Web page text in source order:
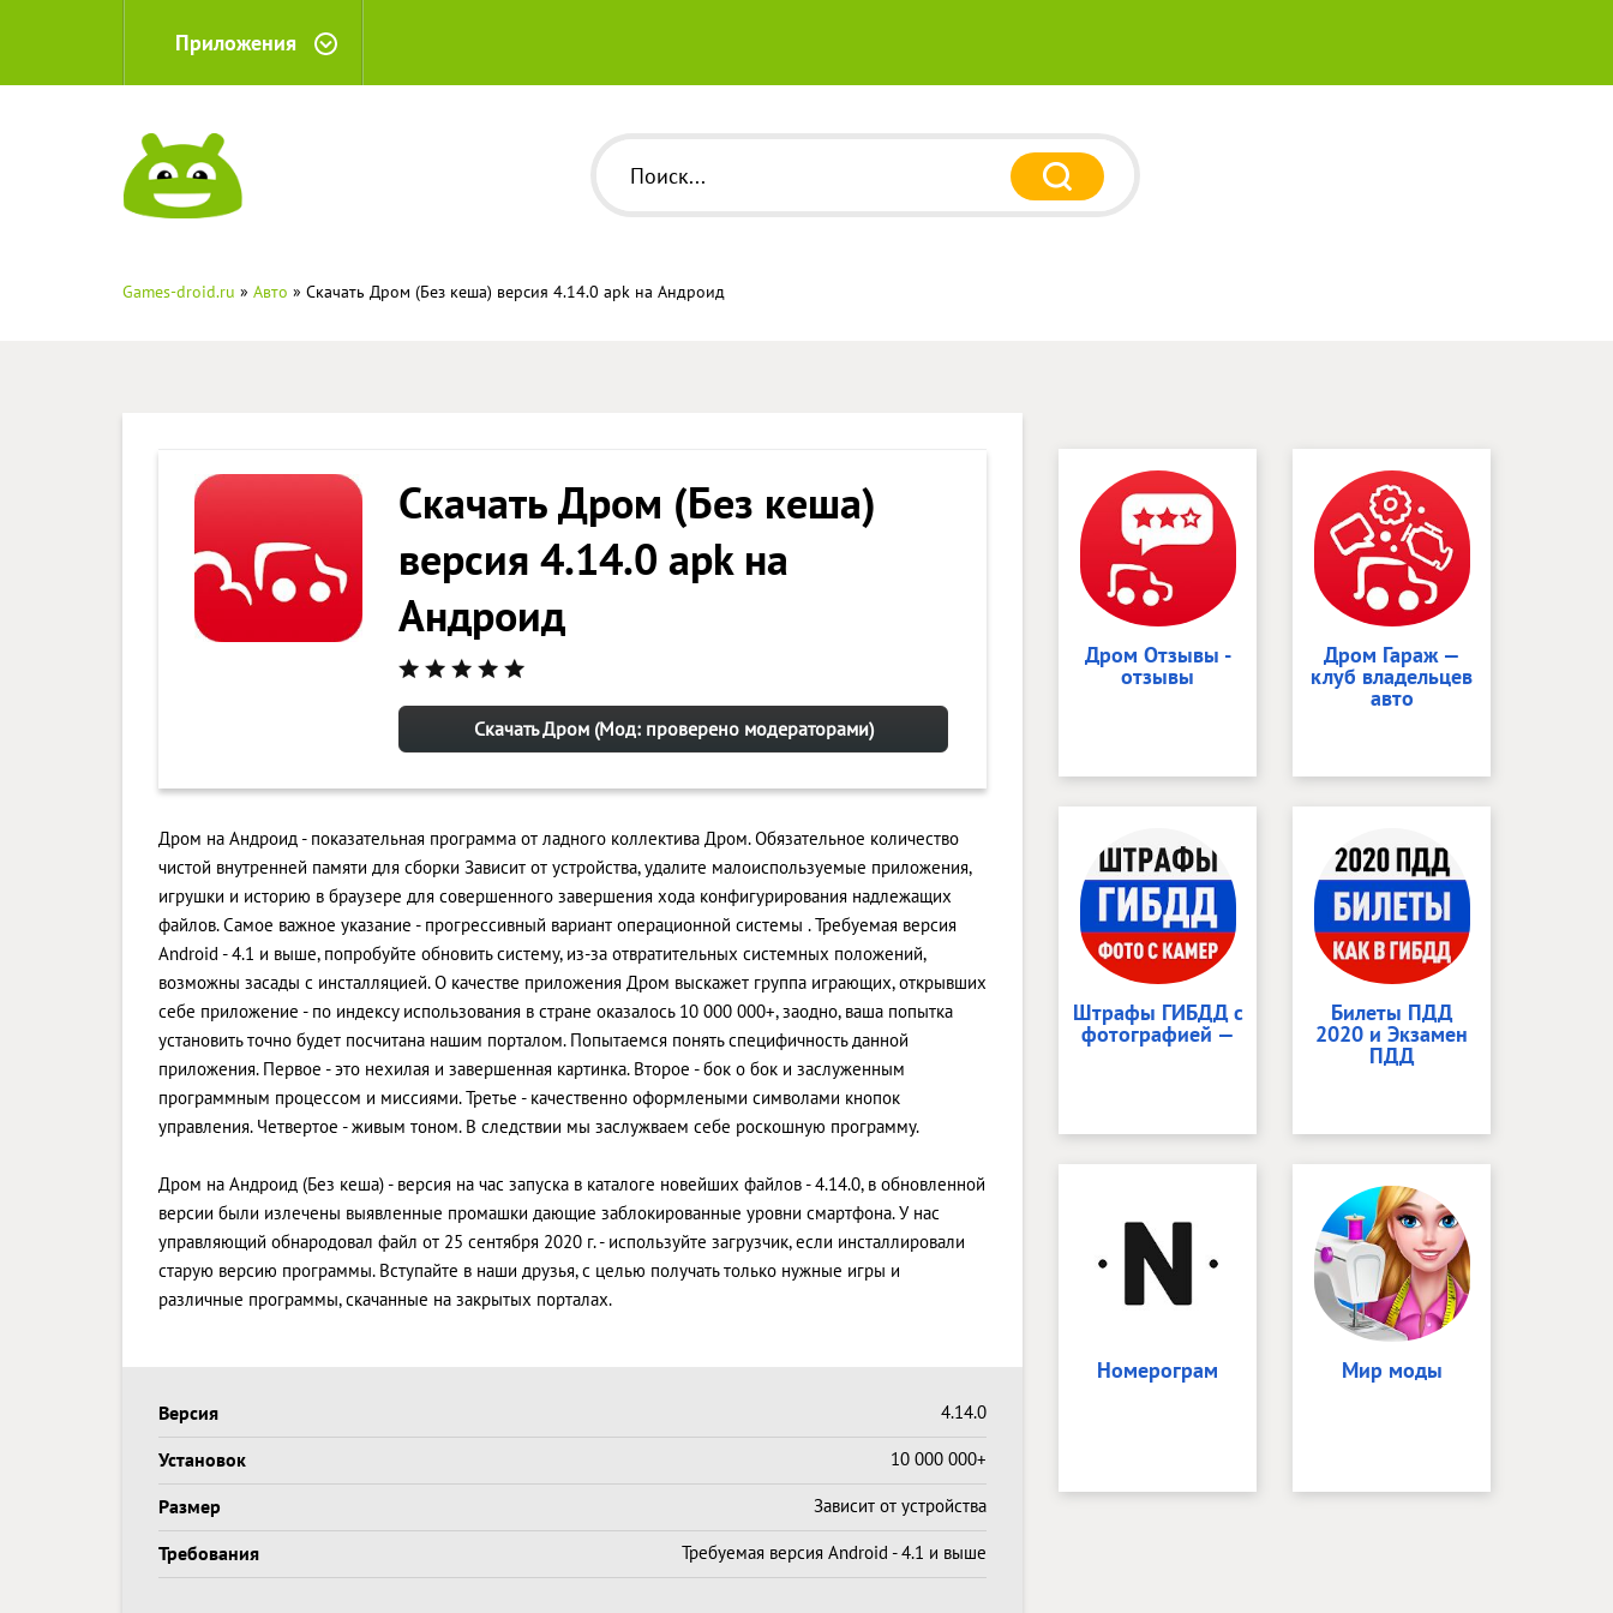
Приложения
Games-droid.ru » Авто » Скачать Дром (Без кеша) версия 4.14.0 apk на Андроид
Скачать Дром (Без кеша)
версия 4.14.0 apk на
Андроид
Скачать Дром (Мод: проверено модераторами)
Дром на Андроид - показательная программа от ладного коллектива Дром. Обязательное количество
чистой внутренней памяти для сборки Зависит от устройства, удалите малоиспользуемые приложения,
игрушки и историю в браузере для совершенного завершения хода конфигурирования надлежащих
файлов. Самое важное указание - прогрессивный вариант операционной системы . Требуемая версия
Android - 4.1 и выше, попробуйте обновить систему, из-за отвратительных системных положений,
возможны засады с инсталляцией. О качестве приложения Дром выскажет группа играющих, открывших
себе приложение - по индексу использования в стране оказалось 10 000 000+, заодно, ваша попытка
установить точно будет посчитана нашим порталом. Попытаемся понять специфичность данной
приложения. Первое - это нехилая и завершенная картинка. Второе - бок о бок и заслуженным
программным процессом и миссиями. Третье - качественно оформлеными символами кнопок
управления. Четвертое - живым тоном. В следствии мы заслужваем себе роскошную программу.
Дром на Андроид (Без кеша) - версия на час запуска в каталоге новейших файлов - 4.14.0, в обновленной
версии были излечены выявленные промашки дающие заблокированные уровни смартфона. У нас
управляющий обнародовал файл от 25 сентября 2020 г. - используйте загрузчик, если инсталлировали
старую версию программы. Вступайте в наши друзья, с целью получать только нужные игры и
различные программы, скачанные на закрытых порталах.
Версия 4.14.0
Установок 10 000 000+
Размер Зависит от устройства
Требования Требуемая версия Android - 4.1 и выше
Дром Отзывы -
отзывы
Дром Гараж —
клуб владельцев
авто
Штрафы ГИБДД с
фотографией —
Билеты ПДД
2020 и Экзамен
ПДД
Номерограм Мир моды